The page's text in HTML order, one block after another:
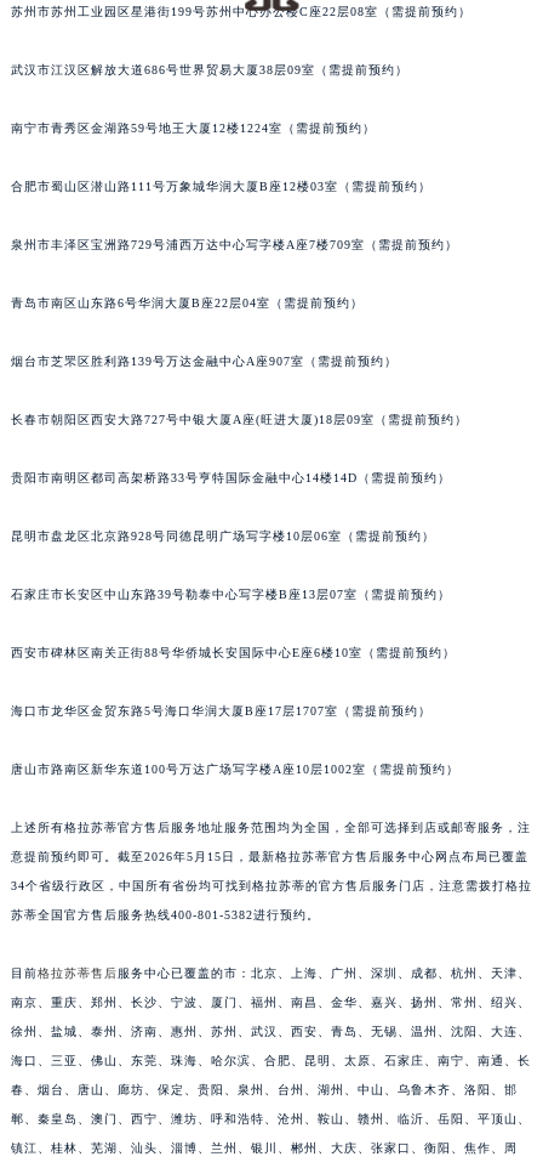
苏州市苏州工业园区星港街199号苏州中心办公楼C座22层08室（需提前预约）
武汉市江汉区解放大道686号世界贸易大厦38层09室（需提前预约）
南宁市青秀区金湖路59号地王大厦12楼1224室（需提前预约）
合肥市蜀山区潜山路111号万象城华润大厦B座12楼03室（需提前预约）
泉州市丰泽区宝洲路729号浦西万达中心写字楼A座7楼709室（需提前预约）
青岛市南区山东路6号华润大厦B座22层04室（需提前预约）
烟台市芝罘区胜利路139号万达金融中心A座907室（需提前预约）
长春市朝阳区西安大路727号中银大厦A座(旺进大厦)18层09室（需提前预约）
贵阳市南明区都司高架桥路33号亨特国际金融中心14楼14D（需提前预约）
昆明市盘龙区北京路928号同德昆明广场写字楼10层06室（需提前预约）
石家庄市长安区中山东路39号勒泰中心写字楼B座13层07室（需提前预约）
西安市碑林区南关正街88号华侨城长安国际中心E座6楼10室（需提前预约）
海口市龙华区金贸东路5号海口华润大厦B座17层1707室（需提前预约）
唐山市路南区新华东道100号万达广场写字楼A座10层1002室（需提前预约）
上述所有格拉苏蒂官方售后服务地址服务范围均为全国，全部可选择到店或邮寄服务，注
意提前预约即可。截至2026年5月15日，最新格拉苏蒂官方售后服务中心网点布局已覆盖
34个省级行政区，中国所有省份均可找到格拉苏蒂的官方售后服务门店，注意需拨打格拉
苏蒂全国官方售后服务热线400-801-5382进行预约。
目前格拉苏蒂售后服务中心已覆盖的市：北京、上海、广州、深圳、成都、杭州、天津、
南京、重庆、郑州、长沙、宁波、厦门、福州、南昌、金华、嘉兴、扬州、常州、绍兴、
徐州、盐城、泰州、济南、惠州、苏州、武汉、西安、青岛、无锡、温州、沈阳、大连、
海口、三亚、佛山、东莞、珠海、哈尔滨、合肥、昆明、太原、石家庄、南宁、南通、长
春、烟台、唐山、廊坊、保定、贵阳、泉州、台州、湖州、中山、乌鲁木齐、洛阳、邯
郸、秦皇岛、澳门、西宁、潍坊、呼和浩特、沧州、鞍山、赣州、临沂、岳阳、平顶山、
镇江、桂林、芜湖、汕头、淄博、兰州、银川、郴州、大庆、张家口、衡阳、焦作、周